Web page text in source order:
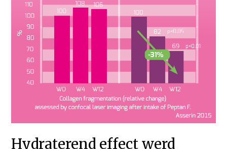
Hydraterend effect werd